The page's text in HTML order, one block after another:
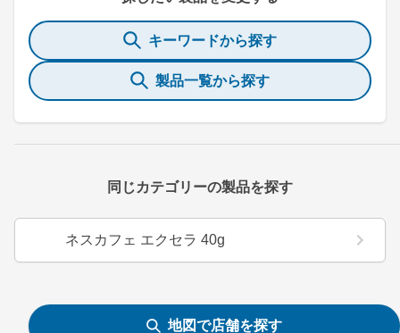
キーワードから探す
製品一覧から探す
同じカテゴリーの製品を探す
ネスカフェ エクセラ 40g
地図で店舗を探す